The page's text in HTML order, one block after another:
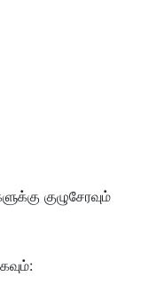
குழுசேரவும்